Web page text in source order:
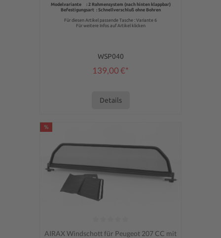
Modelvariante : 2 Rahmensystem (nach hinten klappbar)
Befestigungsart : Schnellverschluß ohne Bohren
Für diesen Artikel passende Tasche : Variante 6
Für weitere Infos auf Artikel klicken
WSP040
139,00 €*
Details
%
Durchschnittliche Bewertung von 0 von 5 Sternen
AIRAX Windschott für Peugeot 207 CC mit